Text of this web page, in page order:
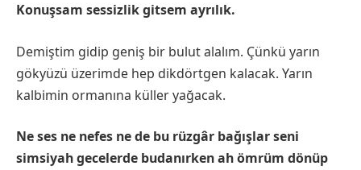
Konuşsam sessizlik gitsem ayrılık.
Demiştim gidip geniş bir bulut alalım. Çünkü yarın
gökyüzü üzerimde hep dikdörtgen kalacak. Yarın
kalbimin ormanına küller yağacak.
Ne ses ne nefes ne de bu rüzgâr bağışlar seni
simsiyah gecelerde budanırken ah ömrüm dönüp